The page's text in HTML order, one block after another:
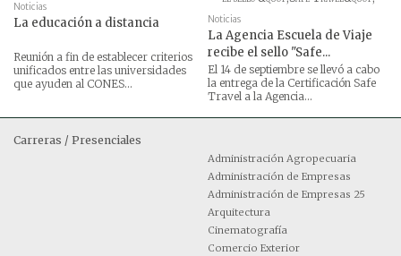
Noticias
La educación a distancia
Reunión a fin de establecer criterios
unificados entre las universidades
que ayuden al CONES...
Noticias
La Agencia Escuela de Viaje
recibe el sello "Safe...
El 14 de septiembre se llevó a cabo
la entrega de la Certificación Safe
Travel a la Agencia...
Carreras / Presenciales
Administración Agropecuaria
Administración de Empresas
Administración de Empresas 25
Arquitectura
Cinematografía
Comercio Exterior